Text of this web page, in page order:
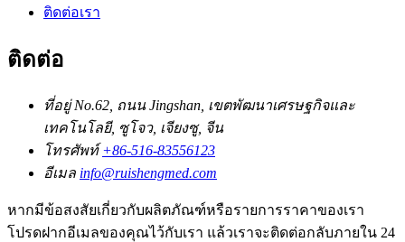
ติดต่อเรา
ติดต่อ
ที่อยู่ No.62, ถนน Jingshan, เขตพัฒนาเศรษฐกิจและ
เทคโนโลยี, ซูโจว, เจียงซู, จีน
โทรศัพท์ +86-516-83556123
อีเมล info@ruishengmed.com
หากมีข้อสงสัยเกี่ยวกับผลิตภัณฑ์หรือรายการราคาของเรา
โปรดฝากอีเมลของคุณไว้กับเรา แล้วเราจะติดต่อกลับภายใน 24